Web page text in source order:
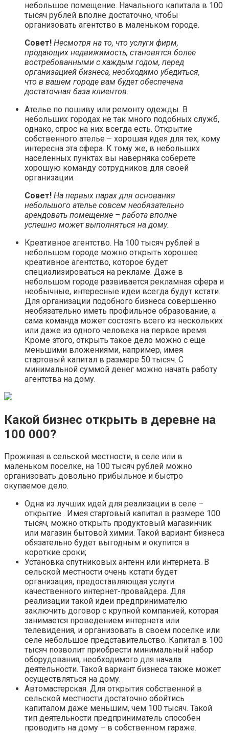
небольшое помещение. Начального капитала в 100
тысяч рублей вполне достаточно, чтобы
организовать агентство в маленьком городе.
Совет! Несмотря на то, что услуги фирм,
продающих недвижимость, становятся более
востребованными с каждым годом, перед
организацией бизнеса, необходимо убедиться,
что в вашем городе вам будет обеспечена
достаточная база клиентов.
Ателье по пошиву или ремонту одежды. В
небольших городах не так много подобных служб,
однако, спрос на них всегда есть. Открытие
собственного ателье – хорошая идея для тех, кому
интересна эта сфера. К тому же, в небольших
населенных пунктах вы наверняка соберете
хорошую команду сотрудников для своей
организации.
Совет! На первых парах для основания
небольшого ателье совсем необязательно
арендовать помещение – работа вполне
успешно может выполняться на дому.
Креативное агентство. На 100 тысяч рублей в
небольшом городе можно открыть хорошее
креативное агентство, которое будет
специализироваться на рекламе. Даже в
небольшом городе развивается рекламная сфера и
необычные, интересные идеи всегда будут кстати.
Для организации подобного бизнеса совершенно
необязательно иметь профильное образование, а
сама команда может состоять всего из нескольких
или даже из одного человека на первое время.
Кроме этого, открыть такое дело можно с еще
меньшими вложениями, например, имея
стартовый капитал в размере 50 тысяч. С
минимальной суммой денег можно начать работу
агентства на дому.
Какой бизнес открыть в деревне на
100 000?
Проживая в сельской местности, в селе или в
маленьком поселке, на 100 тысяч рублей можно
организовать довольно прибыльное и быстро
окупаемое дело.
Одна из лучших идей для реализации в селе –
открытие . Имея стартовый капитал в размере 100
тысяч, можно открыть продуктовый магазинчик
или магазин бытовой химии. Такой вариант бизнеса
обязательно будет выгодным и окупится в
короткие сроки;
Установка спутниковых антенн или интернета. В
сельской местности очень кстати будет
организация, предоставляющая услуги
качественного интернет-провайдера. Для
реализации такой идеи предпринимателю
заключить договор с крупной компанией, которая
занимается проведением интернета или
телевидения, и организовать в своем поселке или
селе небольшое представительство. Капитал в 100
тысяч позволит приобрести минимальный набор
оборудования, необходимого для начала
деятельности. Такой вариант бизнеса также может
осуществляться на дому.
Автомастерская. Для открытия собственной в
сельской местности достаточно обойтись
капиталом даже меньшим, чем 100 тысяч. Такой
тип деятельности предприниматель способен
проводить на дому – в собственном гараже.